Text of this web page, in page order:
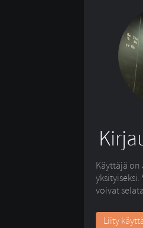
Käyttäjä
voivat
Liity